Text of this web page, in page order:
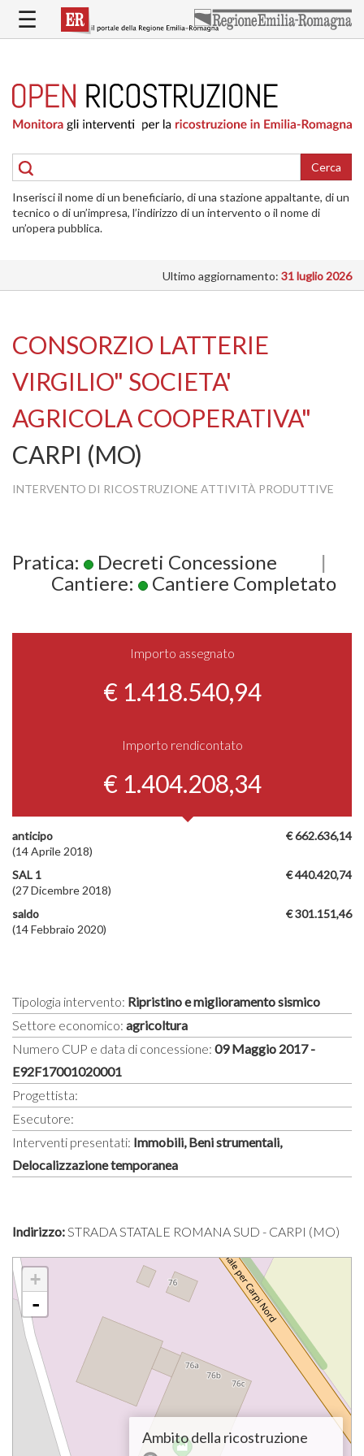
contenuto
RICOSTRUZIONE
PUBBLICA
DELLE
ABITAZIONI
RICOSTRUZIONE
ATTIVITÀ
INTERVENTI
SI
☰
Cerca
Inserisci il nome di un beneficiario, di una stazione appaltante, di un
tecnico o di un’impresa, l’indirizzo di un intervento o il nome di
un’opera pubblica.
Ultimo aggiornamento: 31 luglio 2026
CONSORZIO LATTERIE
VIRGILIO" SOCIETA'
AGRICOLA COOPERATIVA"
CARPI (MO)
INTERVENTO DI RICOSTRUZIONE ATTIVITÀ PRODUTTIVE
Pratica: Decreti Concessione
|
Cantiere:
Cantiere Completato
Importo assegnato
€ 1.418.540,94
Importo rendicontato
€ 1.404.208,34
€ 662.636,14
anticipo
(14 Aprile 2018)
€ 440.420,74
SAL 1
(27 Dicembre 2018)
€ 301.151,46
saldo
(14 Febbraio 2020)
Tipologia intervento: Ripristino e miglioramento sismico
Settore economico: agricoltura
Numero CUP e data di concessione: 09 Maggio 2017 -
E92F17001020001
Progettista:
Esecutore:
Interventi presentati: Immobili, Beni strumentali,
Delocalizzazione temporanea
Indirizzo:STRADA STATALE ROMANA SUD - CARPI (MO)
+
-
Ambito della ricostruzione